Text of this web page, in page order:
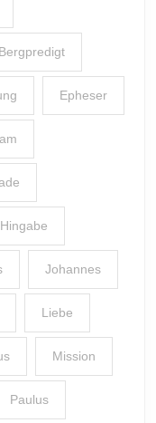
Bergpredigt
Epheser
Hingabe
Johannes
Liebe
Mission
Paulus